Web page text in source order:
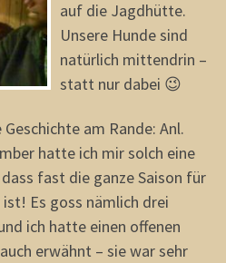
auf die Jagdhütte.
Unsere Hunde sind
natürlich mittendrin –
statt nur dabei 😉
am Rande: Anl.
hatte ich mir solch eine
fast die ganze Saison für
Es goss nämlich drei
ich hatte einen offenen
erwähnt – sie war sehr